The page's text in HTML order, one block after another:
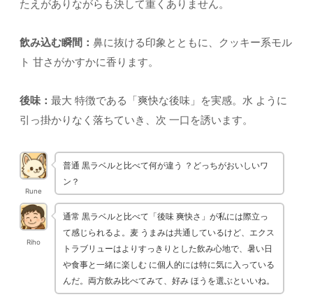
たえがありながらも決して重くありません。
飲み込む瞬間： 鼻に抜ける印象とともに、クッキー系モル
ト 甘さがかすかに香ります。
後味： 最大 特徴である「爽快な後味」を実感。水 ように
引っ掛かりなく落ちていき、次 一口を誘います。
Rune
普通 黒ラベルと比べて何が違う ？どっちがおいしいワ
ン？
Riho
通常 黒ラベルと比べて「後味 爽快さ」が私には際立っ
て感じられるよ。麦 うまみは共通しているけど、エクス
トラブリューはよりすっきりとした飲み心地で、暑い日
や食事と一緒に楽しむ に個人的には特に気に入っている
んだ。両方飲み比べてみて、好み ほうを選ぶといいね。